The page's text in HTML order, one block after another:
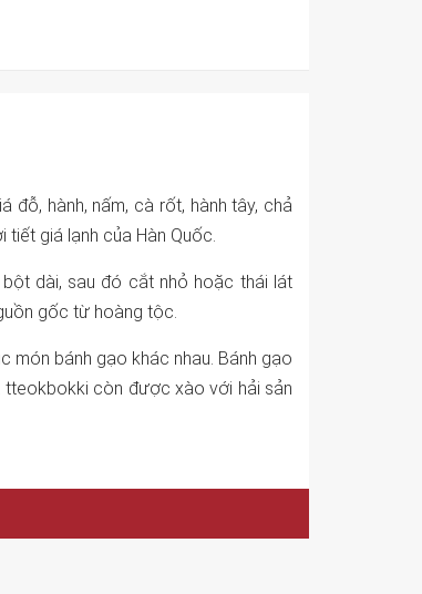
đỗ, hành, nấm, cà rốt, hành tây, chả
giá lạnh của Hàn Quốc.
bột dài, sau đó cắt nhỏ hoặc thái lát
gốc từ hoàng tộc.
món bánh gạo khác nhau. Bánh gạo
tteokbokki còn được xào với hải sản